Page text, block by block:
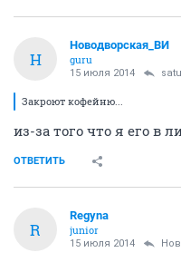
Н
Новодворcкая_ВИ
guru
15 июля 2014
Закроют кофейню...
из-за того что я его в
ОТВЕТИТЬ
R
Regуna
junior
15 июля 2014